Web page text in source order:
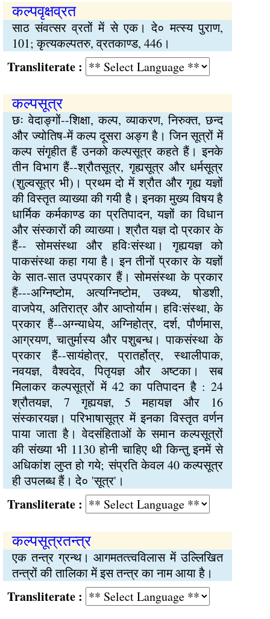
कल्पवृक्षव्रत
साठ संवत्सर व्रतों में से एक। दे० मत्स्य पुराण,
101; कृत्यकल्पतरु, व्रतकाण्ड, 446।
:
कल्पसूत्र
छः वेदाङ्गों--शिक्षा, कल्प, व्याकरण, निरुक्त, छन्द
और ज्योतिष-में कल्प दूसरा अङ्ग है। जिन सूत्रों में
कल्प संगृहीत हैं उनको कल्पसूत्र कहते हैं। इनके
तीन विभाग हैं--श्रौतसूत्र, गृह्यसूत्र और धर्मसूत्र
(शुल्वसूत्र भी)। प्रथम दो में श्रौत और गृह्य यज्ञों
की विस्तृत व्याख्या की गयी है। इनका मुख्य विषय है
धार्मिक कर्मकाण्ड का प्रतिपादन, यज्ञों का विधान
और संस्कारों की व्याख्या। श्रौत यज्ञ दो प्रकार के
हैं-- सोमसंस्था और हविःसंस्था। गृह्ययज्ञ को
पाकसंस्था कहा गया है। इन तीनों प्रकार के यज्ञों
के सात-सात उपप्रकार हैं। सोमसंस्था के प्रकार
हैं---अग्निष्टोम, अत्यग्निष्टोम, उक्थ्य, षोडशी,
वाजपेय, अतिरात्र और आप्तोर्याम। हविःसंस्था, के
प्रकार हैं--अग्न्याधेय, अग्निहोत्र, दर्श, पौर्णमास,
आग्रयण, चातुर्मास्य और पशुबन्ध। पाकसंस्था के
प्रकार हैं--सायंहोत्र, प्रातर्होत्र, स्थालीपाक,
नवयज्ञ, वैश्वदेव, पितृयज्ञ और अष्टका। सब
मिलाकर कल्पसूत्रों में 42 का पतिपादन है : 24
श्रौतयज्ञ, 7 गृह्ययज्ञ, 5 महायज्ञ और 16
संस्कारयज्ञ। परिभाषासूत्र में इनका विस्तृत वर्णन
पाया जाता है। वेदसंहिताओं के समान कल्पसूत्रों
की संख्या भी 1130 होनी चाहिए थी किन्तु इनमें से
अधिकांश लुप्त हो गये; संप्रति केवल 40 कल्पसूत्र
ही उपलब्ध हैं। दे० 'सूत्र'।
:
कल्पसूत्रतन्त्र
एक तन्त्र ग्रन्थ। आगमतत्‍त्वविलास में उल्लिखित
तन्त्रों की तालिका में इस तन्त्र का नाम आया है।
: